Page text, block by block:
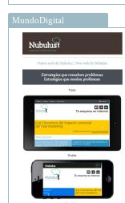
MundoDigital